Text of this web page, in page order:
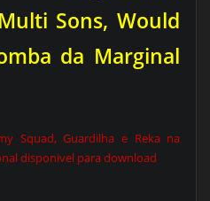
Sons, Would
da Marginal
Squad, Guardilha e Reka na
disponivel para download